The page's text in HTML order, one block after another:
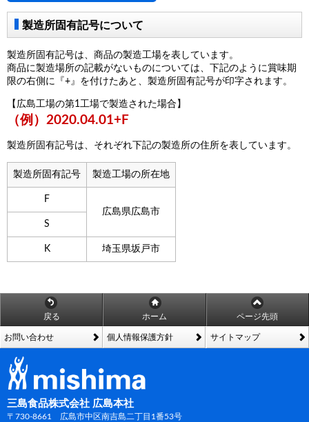
製造所固有記号について
製造所固有記号は、商品の製造工場を表しています。
商品に製造場所の記載がないものについては、下記のように賞味期
限の右側に『+』を付けたあと、製造所固有記号が印字されます。
【広島工場の第1工場で製造された場合】
（例）2020.04.01+F
製造所固有記号は、それぞれ下記の製造所の住所を表しています。
製造所固有記号 製造工場の所在地
F
広島県広島市
S
K 埼玉県坂戸市
戻る ホーム ページ先頭
お問い合わせ 個人情報保護方針 サイトマップ
三島食品株式会社 広島本社
〒730-8661 広島市中区南吉島二丁目1番53号